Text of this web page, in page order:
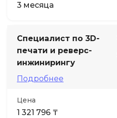
3 месяца
Специалист по 3D-
печати и реверс-
инжинирингу
Подробнее
Цена
1 321 796 ₸